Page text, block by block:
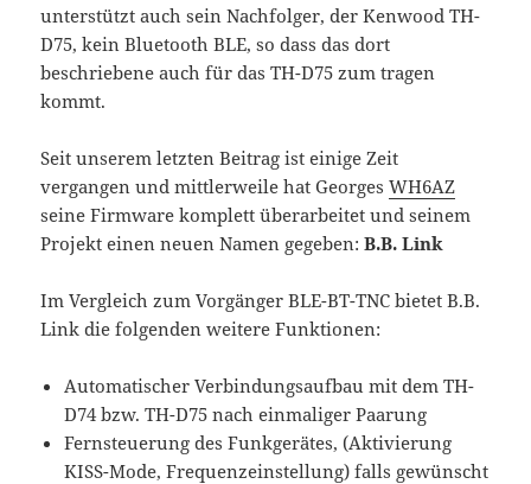
unterstützt auch sein Nachfolger, der Kenwood TH-
D75, kein Bluetooth BLE, so dass das dort
beschriebene auch für das TH-D75 zum tragen
kommt.
Seit unserem letzten Beitrag ist einige Zeit
vergangen und mittlerweile hat GeorgesWH6AZ
seine Firmware komplett überarbeitet und seinem
Projekt einen neuen Namen gegeben:B.B. Link
Im Vergleich zum Vorgänger BLE-BT-TNC bietet B.B.
Link die folgenden weitere Funktionen:
Automatischer Verbindungsaufbau mit dem TH-
D74 bzw. TH-D75 nach einmaliger Paarung
Fernsteuerung des Funkgerätes, (Aktivierung
KISS-Mode, Frequenzeinstellung) falls gewünscht